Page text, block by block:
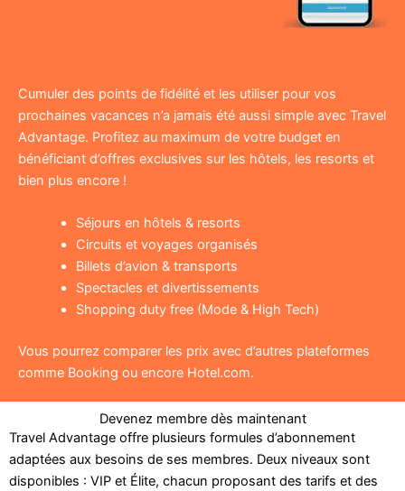
Cumuler des points de fidélité et les utiliser pour vos
prochaines vacances n’a jamais été aussi simple avec Travel
Advantage. Profitez au maximum de votre budget en
bénéficiant d’offres exclusives sur les hôtels, les resorts et
bien plus encore !
Séjours en hôtels & resorts
Circuits et voyages organisés
Billets d’avion & transports
Spectacles et divertissements
Shopping duty free (Mode & High Tech)
Vous pourrez comparer les prix avec d’autres plateformes
comme Booking ou encore Hotel.com.
Devenez membre dès maintenant
Travel Advantage offre plusieurs formules d’abonnement
adaptées aux besoins de ses membres. Deux niveaux sont
disponibles : VIP et Élite, chacun proposant des tarifs et des